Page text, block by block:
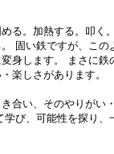
る。加熱する。叩く
固い鉄ですが、この
身します。 まさに鉄
楽しさがあります。
合い、そのやりがい
び、可能性を探り、